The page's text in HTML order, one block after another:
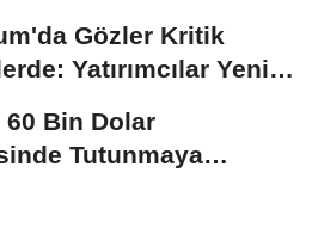
Gözler Kritik
Yatırımcılar Yeni
Bin Dolar
Tutunmaya